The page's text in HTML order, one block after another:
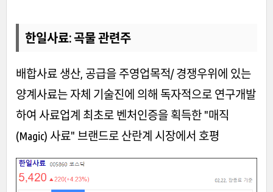
한일사료: 곡물 관련주
배합사료 생산, 공급을 주영업목적/ 경쟁우위에 있는
양계사료는 자체 기술진에 의해 독자적으로 연구개발
하여 사료업계 최초로 벤처인증을 획득한 "매직
(Magic) 사료" 브랜드로 산란계 시장에서 호평